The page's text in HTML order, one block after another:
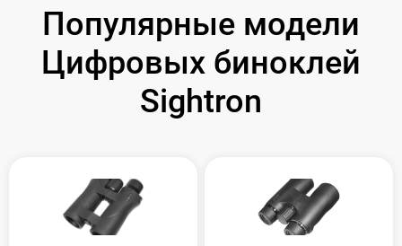
Популярные модели
Цифровых биноклей
Sightron